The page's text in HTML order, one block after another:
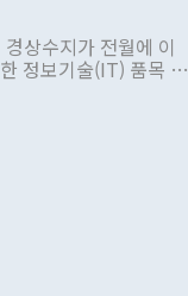
놨다. 그동안 정 장
있지만 대통령과 유
은 이례적이다. 정 장
소리도 높아지고 있
상수지가 전월에 이
정보기술(IT) 품목 수